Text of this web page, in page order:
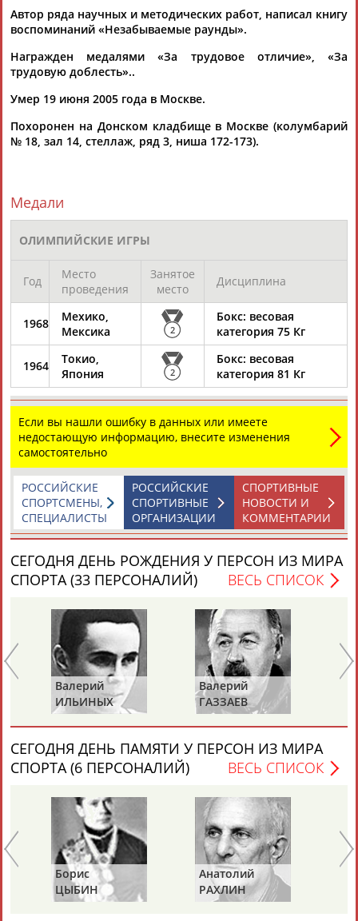
© Стадион, 1998-2026
Разработка и поддержка ООО НАИТ «Стадион»
Подпишись
Автор ряда научных и методических работ, написал книгу
воспоминаний «Незабываемые раунды».
Награжден медалями «За трудовое отличие», «За
трудовую доблесть»..
Умер 19 июня 2005 года в Москве.
Похоронен на Донском кладбище в Москве (колумбарий
№ 18, зал 14, стеллаж, ряд 3, ниша 172-173).
Медали
ОЛИМПИЙСКИЕ ИГРЫ
Год
Место
проведения
Занятое
место
Дисциплина
1968
Мехико,
Мексика
2
Бокс: весовая
категория 75 Кг
1964
Токио,
Япония
2
Бокс: весовая
категория 81 Кг
Если вы нашли ошибку в данных или имеете
недостающую информацию, внесите изменения
самостоятельно
СПОРТИВНЫЕ
НОВОСТИ И
КОММЕНТАРИИ
РОССИЙСКИЕ
СПОРТИВНЫЕ
ОРГАНИЗАЦИИ
РОССИЙСКИЕ
СПОРТСМЕНЫ,
СПЕЦИАЛИСТЫ
СЕГОДНЯ ДЕНЬ РОЖДЕНИЯ У ПЕРСОН ИЗ МИРА
СПОРТА (33 ПЕРСОНАЛИЙ)
ВЕСЬ СПИСОК
Валерий
ИЛЬИНЫХ
Валерий
ГАЗЗАЕВ
СЕГОДНЯ ДЕНЬ ПАМЯТИ У ПЕРСОН ИЗ МИРА
СПОРТА (6 ПЕРСОНАЛИЙ)
ВЕСЬ СПИСОК
Борис
ЦЫБИН
Анатолий
РАХЛИН